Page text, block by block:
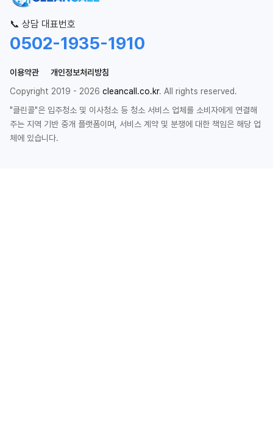
📞 상담 대표번호
0502-1935-1910
이용약관
개인정보처리방침
Copyright 2019 - 2026 cleancall.co.kr. All rights reserved.
"클린콜"은 입주청소 및 이사청소 등 청소 서비스 업체를 소비자에게 연결해
주는 지역 기반 중개 플랫폼이며, 서비스 계약 및 분쟁에 대한 책임은 해당 업
체에 있습니다.